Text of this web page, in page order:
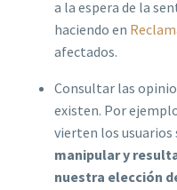
a la espera de la
haciendo en
afectados.
Consultar las
existen. Por
vierten los usuarios
manipular y
nuestra elección